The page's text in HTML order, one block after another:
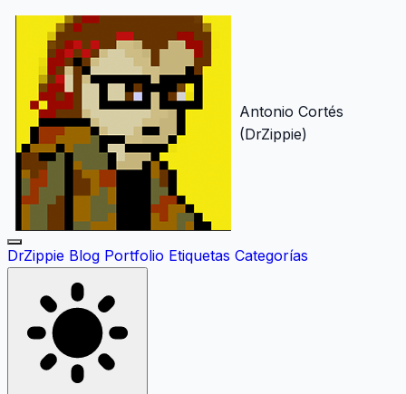
Antonio Cortés
(DrZippie)
DrZippie Blog Portfolio Etiquetas Categorías